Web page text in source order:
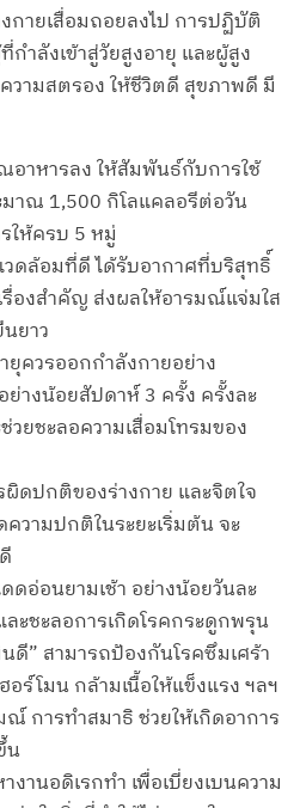
กายเสื่อมถอยลงไป การปฏิบัติ
ำลังเข้าสู่วัยสูงอายุ และผู้สูง
วามสตรอง ให้ชีวิตดี สุขภาพดี มี
อาหารลง ให้สัมพันธ์กับการใช้
าณ 1,500 กิโลแคลอรีต่อวัน
ให้ครบ 5 หมู่
วดล้อมที่ดี ได้รับอากาศที่บริสุทธิ์
รื่องสำคัญ ส่งผลให้อารมณ์แจ่มใส
ยาว
ควรออกกำลังกายอย่าง
ย่างน้อยสัปดาห์ 3 ครั้ง ครั้งละ
ยชะลอความเสื่อมโทรมของ
ดปกติของร่างกาย และจิตใจ
วามปกติในระยะเริ่มต้น จะ
ดอ่อนยามเช้า อย่างน้อยวันละ
ะชะลอการเกิดโรคกระดูกพรุน
ดี” สามารถป้องกันโรคซึมเศร้า
ร์โมน กล้ามเนื้อให้แข็งแรง ฯลฯ
การทำสมาธิ ช่วยให้เกิดอาการ
น
งานอดิเรกทำ เพื่อเบี่ยงเบนความ